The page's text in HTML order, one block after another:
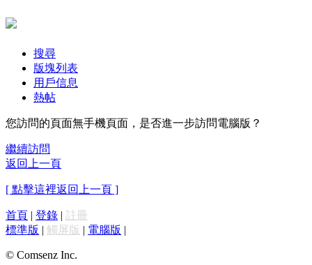
搜尋
版塊列表
用戶信息
熱帖
您訪問的頁面無手機頁面，是否進一步訪問電腦版？
繼續訪問
返回上一頁
[ 點擊這裡返回上一頁 ]
首頁 | 登錄 | 註冊
標準版 | 觸屏版 | 電腦版 |
© Comsenz Inc.